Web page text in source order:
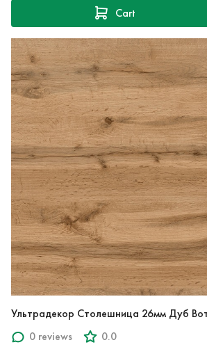
Cart
Ультрадекор Столешница 26мм Дуб
0 reviews
0.0